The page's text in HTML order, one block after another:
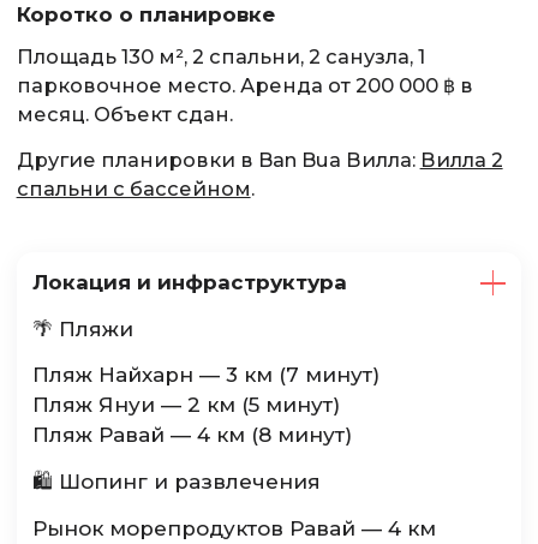
Коротко о планировке
Площадь 130 м², 2 спальни, 2 санузла, 1
парковочное место. Аренда от 200 000 ฿ в
месяц. Объект сдан.
Другие планировки в Ban Bua Вилла: Вилла 2
спальни с бассейном.
Локация и инфраструктура
🌴 Пляжи
Пляж Найхарн — 3 км (7 минут)
Пляж Януи — 2 км (5 минут)
Пляж Равай — 4 км (8 минут)
🛍 Шопинг и развлечения
Рынок морепродуктов Равай — 4 км